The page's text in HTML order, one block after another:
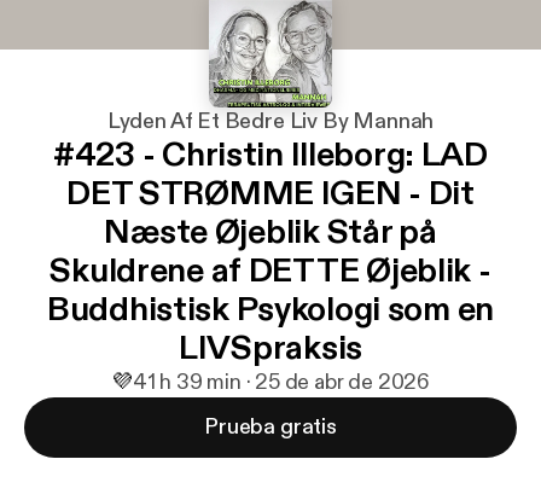
Lyden Af Et Bedre Liv By Mannah
#423 - Christin Illeborg: LAD
DET STRØMME IGEN - Dit
Næste Øjeblik Står på
Skuldrene af DETTE Øjeblik -
Buddhistisk Psykologi som en
LIVSpraksis
💜41 h 39 min · 25 de abr de 2026
Prueba gratis